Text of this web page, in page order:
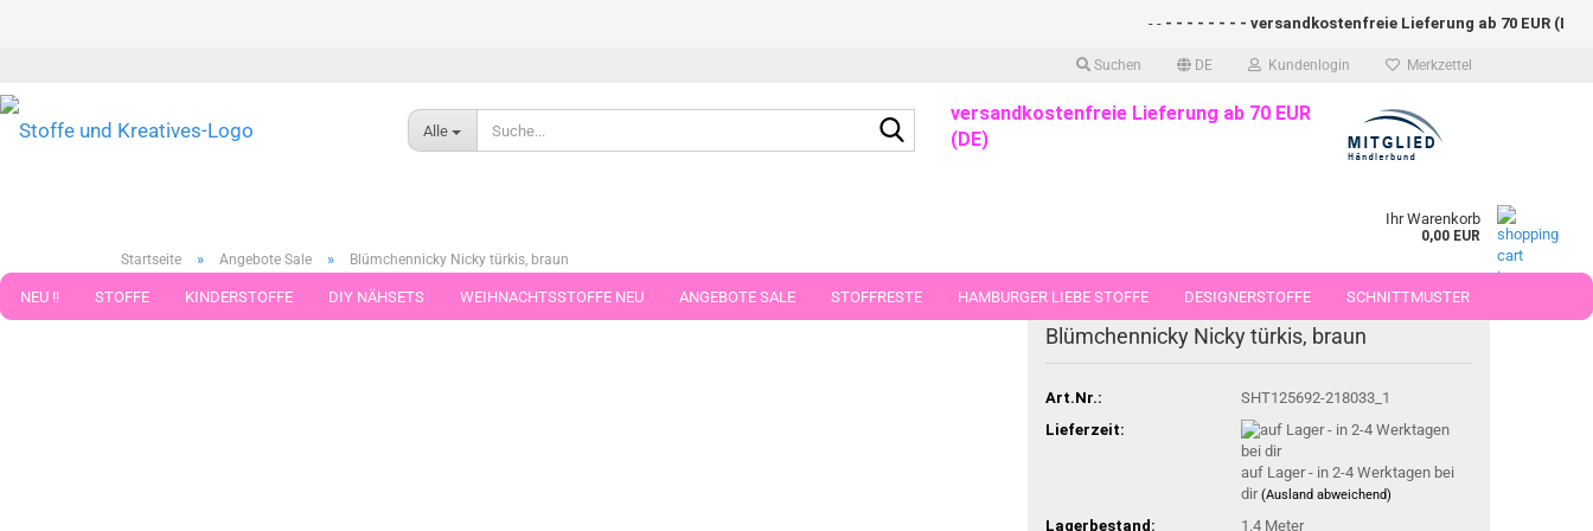
Suchen DE Kundenlogin Merkzettel
- - - - - - - - versandkostenfreie Lieferung ab 70 EUR
Alle
Suche...versandkostenfreie Lieferung ab 70 EUR
(DE)
Ihr Warenkorb
0,00 EUR
NEU !! STOFFE KINDERSTOFFE DIY NÄHSETS WEIHNACHTSSTOFFE NEU ANGEBOTE SALE STOFFRESTE HAMBURGER LIEBE STOFFE DESIGNERSTOFFE SCHNITTMUSTER
STOFFE IN STÜCKEN VON 25 UND 50 CM
Startseite » Angebote Sale » Blümchennicky Nicky türkis, braun
0Artikel in dieser Kategorie
Blümchennicky Nicky türkis, braun
Art.Nr.:
SHT125692-218033_1
Lieferzeit:
auf Lager - in 2-4 Werktagen bei
dir(Ausland abweichend)
Lagerbestand: 1.4 Meter